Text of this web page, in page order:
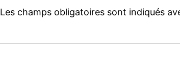
Les champs obligatoires sont indiqués